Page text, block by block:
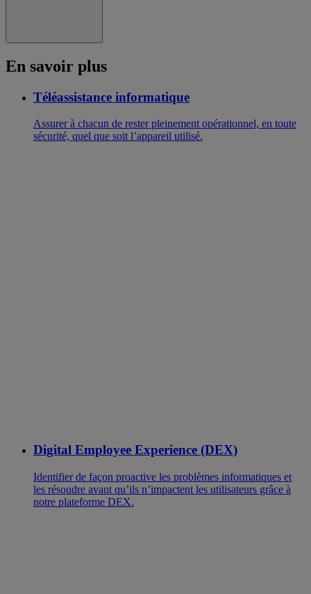
En savoir plus
Téléassistance informatique
Assurer à chacun de rester pleinement opérationnel, en toute
sécurité, quel que soit l’appareil utilisé.
Digital Employee Experience (DEX)
Identifier de façon proactive les problèmes informatiques et
les résoudre avant qu’ils n’impactent les utilisateurs grâce à
notre plateforme DEX.